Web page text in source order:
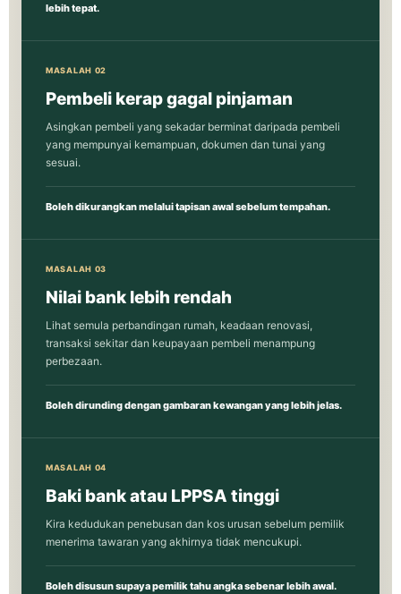
lebih tepat.
MASALAH 02
Pembeli kerap gagal pinjaman
Asingkan pembeli yang sekadar berminat daripada pembeli
yang mempunyai kemampuan, dokumen dan tunai yang
sesuai.
Boleh dikurangkan melalui tapisan awal sebelum tempahan.
MASALAH 03
Nilai bank lebih rendah
Lihat semula perbandingan rumah, keadaan renovasi,
transaksi sekitar dan keupayaan pembeli menampung
perbezaan.
Boleh dirunding dengan gambaran kewangan yang lebih jelas.
MASALAH 04
Baki bank atau LPPSA tinggi
Kira kedudukan penebusan dan kos urusan sebelum pemilik
menerima tawaran yang akhirnya tidak mencukupi.
Boleh disusun supaya pemilik tahu angka sebenar lebih awal.